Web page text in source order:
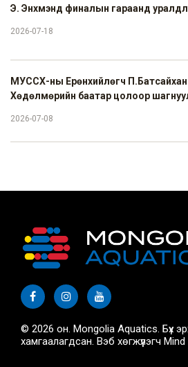
Э. Энхмэнд финалын гараанд
2026-07-18
МУССХ-ны Ерөнхийлөгч П.Батсайхан
Хөдөлмөрийн баатар цолоор
2026-07-08
© 2026 он. Mongolia Aquatics. Бүх
хамгаалагдсан. Вэб хөгжүүлэгч